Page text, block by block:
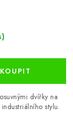
dvířky na
stylu.